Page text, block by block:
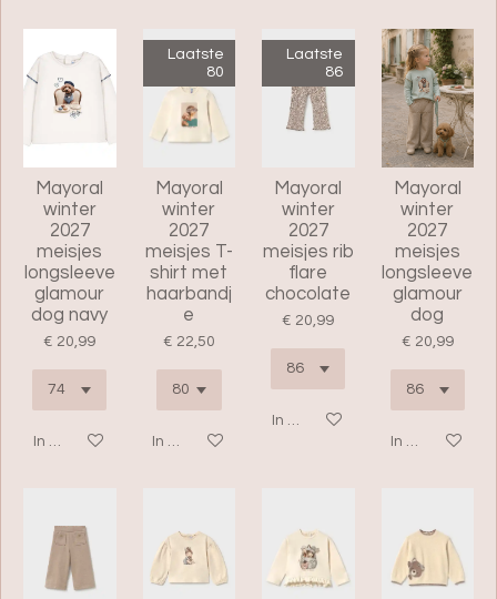
Mayoral
winter
2027
meisjes
longsleeve
glamour
dog navy
€ 20,99
In winkelwagen
Laatste
80
Mayoral
winter
2027
meisjes T-
shirt met
haarbandj
e
€ 22,50
In winkelwagen
Laatste
86
Mayoral
winter
2027
meisjes rib
flare
chocolate
€ 20,99
In winkelwagen
Mayoral
winter
2027
meisjes
longsleeve
glamour
dog
€ 20,99
In